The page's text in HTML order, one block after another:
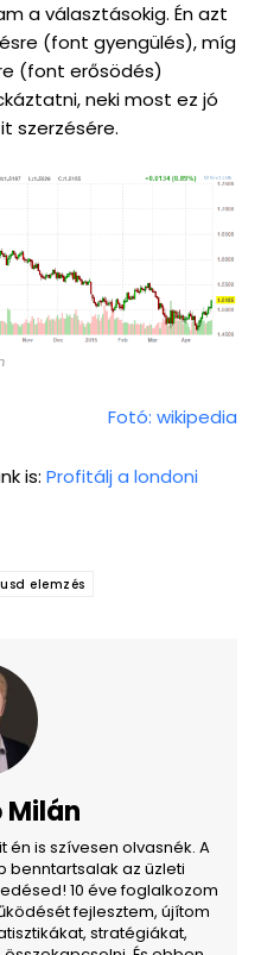
a választásokig. Én azt
(font gyengülés), míg
(font erősödés)
neki most ez jó
szerzésére.
Fotó: wikipedia
is: Profitálj a londoni
elemzés
Milán
én is szívesen olvasnék. A
benntartsalak az üzleti
10 éve foglalkozom
fejlesztem, újítom
stratégiákat,